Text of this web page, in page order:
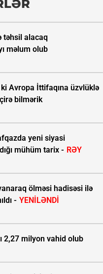
təhsil alacaq
məlum olub
Avropa İttifaqına üzvlüklə
bilmərik
yeni siyasi
mühüm tarix - RƏY
ölməsi hadisəsi ilə
- YENİLƏNDİ
2,27 milyon vahid olub